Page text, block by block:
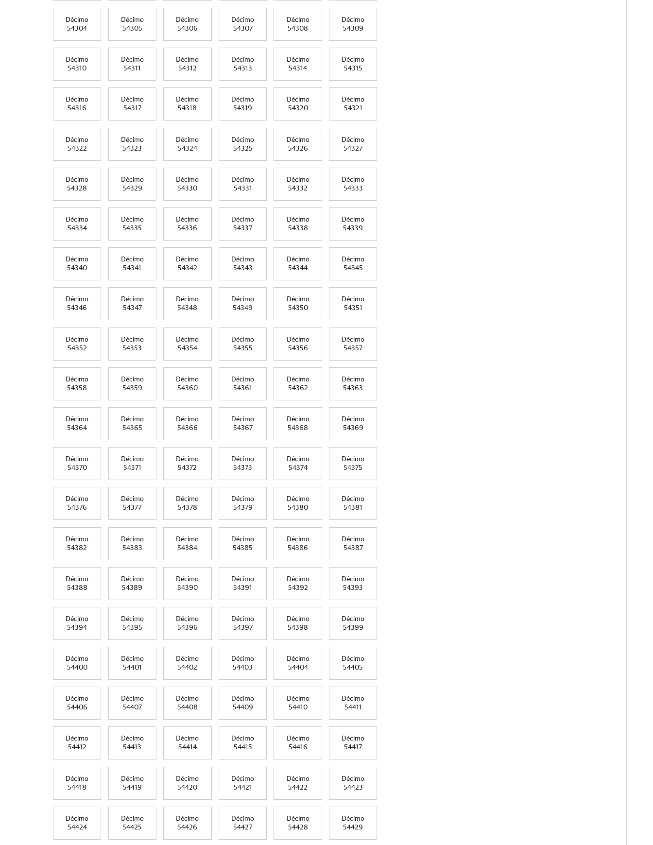
Décimo
54304
Décimo
54305
Décimo
54306
Décimo
54307
Décimo
54308
Décimo
54309
Décimo
54310
Décimo
54311
Décimo
54312
Décimo
54313
Décimo
54314
Décimo
54315
Décimo
54316
Décimo
54317
Décimo
54318
Décimo
54319
Décimo
54320
Décimo
54321
Décimo
54322
Décimo
54323
Décimo
54324
Décimo
54325
Décimo
54326
Décimo
54327
Décimo
54328
Décimo
54329
Décimo
54330
Décimo
54331
Décimo
54332
Décimo
54333
Décimo
54334
Décimo
54335
Décimo
54336
Décimo
54337
Décimo
54338
Décimo
54339
Décimo
54340
Décimo
54341
Décimo
54342
Décimo
54343
Décimo
54344
Décimo
54345
Décimo
54346
Décimo
54347
Décimo
54348
Décimo
54349
Décimo
54350
Décimo
54351
Décimo
54352
Décimo
54353
Décimo
54354
Décimo
54355
Décimo
54356
Décimo
54357
Décimo
54358
Décimo
54359
Décimo
54360
Décimo
54361
Décimo
54362
Décimo
54363
Décimo
54364
Décimo
54365
Décimo
54366
Décimo
54367
Décimo
54368
Décimo
54369
Décimo
54370
Décimo
54371
Décimo
54372
Décimo
54373
Décimo
54374
Décimo
54375
Décimo
54376
Décimo
54377
Décimo
54378
Décimo
54379
Décimo
54380
Décimo
54381
Décimo
54382
Décimo
54383
Décimo
54384
Décimo
54385
Décimo
54386
Décimo
54387
Décimo
54388
Décimo
54389
Décimo
54390
Décimo
54391
Décimo
54392
Décimo
54393
Décimo
54394
Décimo
54395
Décimo
54396
Décimo
54397
Décimo
54398
Décimo
54399
Décimo
54400
Décimo
54401
Décimo
54402
Décimo
54403
Décimo
54404
Décimo
54405
Décimo
54406
Décimo
54407
Décimo
54408
Décimo
54409
Décimo
54410
Décimo
54411
Décimo
54412
Décimo
54413
Décimo
54414
Décimo
54415
Décimo
54416
Décimo
54417
Décimo
54418
Décimo
54419
Décimo
54420
Décimo
54421
Décimo
54422
Décimo
54423
Décimo
54424
Décimo
54425
Décimo
54426
Décimo
54427
Décimo
54428
Décimo
54429